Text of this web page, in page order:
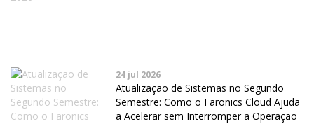
24 jul 2026
Atualização de Sistemas no Segundo
Semestre: Como o Faronics Cloud Ajuda
a Acelerar sem Interromper a Operação